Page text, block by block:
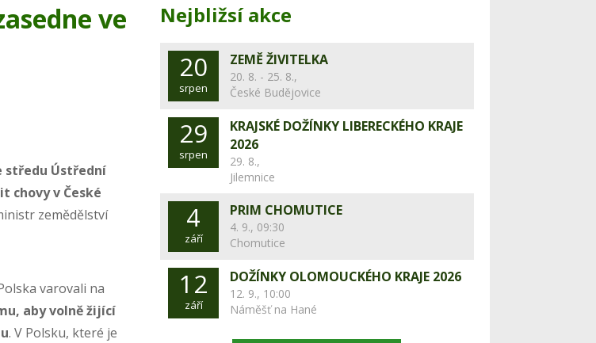
ve
středu Ústřední
chovy v České
zemědělství
varovali na
aby volně žijící
. V Polsku, které je
Nejbližsí akce
20
srpen
ZEMĚ ŽIVITELKA
20. 8. - 25. 8.,
České Budějovice
29
srpen
KRAJSKÉ DOŽÍNKY LIBERECKÉHO KRAJE
2026
29. 8.,
Jilemnice
4
září
PRIM CHOMUTICE
4. 9., 09:30
Chomutice
12
září
DOŽÍNKY OLOMOUCKÉHO KRAJE 2026
12. 9., 10:00
Náměšť na Hané